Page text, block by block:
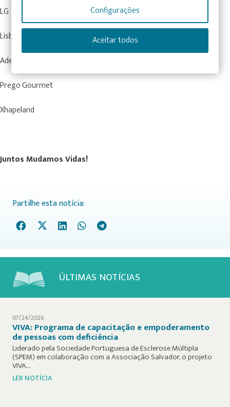
LG
Lisbon by Boat
Adega Cooperativa da Lourinhã
Prego Gourmet
Xhapeland
Juntos Mudamos Vidas!
Partilhe esta notícia:
ÚLTIMAS NOTÍCIAS
07/24/2026
VIVA: Programa de capacitação e empoderamento
de pessoas com deficiência
Liderado pela Sociedade Portuguesa de Esclerose Múltipla
(SPEM) em colaboração com a Associação Salvador, o projeto
VIVA…
LER NOTÍCIA
Configurações
Aceitar todos